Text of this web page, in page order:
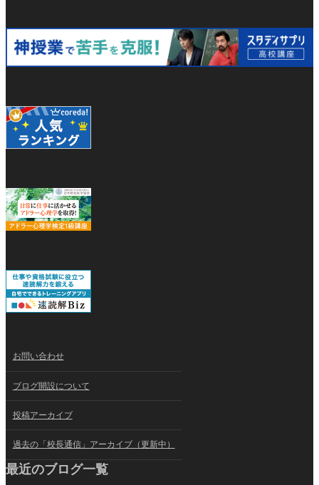
お問い合わせ
ブログ開設について
投稿アーカイブ
過去の「校長通信」アーカイブ（更新中）
最近のブログ一覧